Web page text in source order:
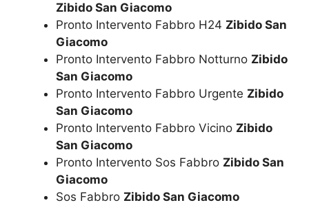
Zibido San Giacomo
Pronto Intervento Fabbro H24 Zibido San
Giacomo
Pronto Intervento Fabbro Notturno Zibido
San Giacomo
Pronto Intervento Fabbro Urgente Zibido
San Giacomo
Pronto Intervento Fabbro Vicino Zibido
San Giacomo
Pronto Intervento Sos Fabbro Zibido San
Giacomo
Sos Fabbro Zibido San Giacomo